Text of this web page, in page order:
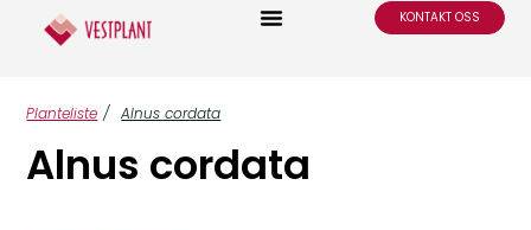
KONTAKT OSS
Planteliste / Alnus cordata
Alnus cordata